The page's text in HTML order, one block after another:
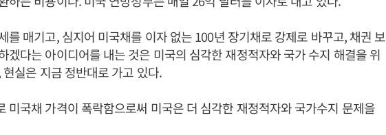
를 매기고, 심지어 미국채를 이자 없는 100년 장기채로 강제로 바꾸고, 채권 보
겠다는 아이디어를 내는 것은 미국의 심각한 재정적자와 국가 수지 해결을 위
실은 지금 정반대로 가고 있다.
미국채 가격이 폭락함으로써 미국은 더 심각한 재정적자와 국가수지 문제을